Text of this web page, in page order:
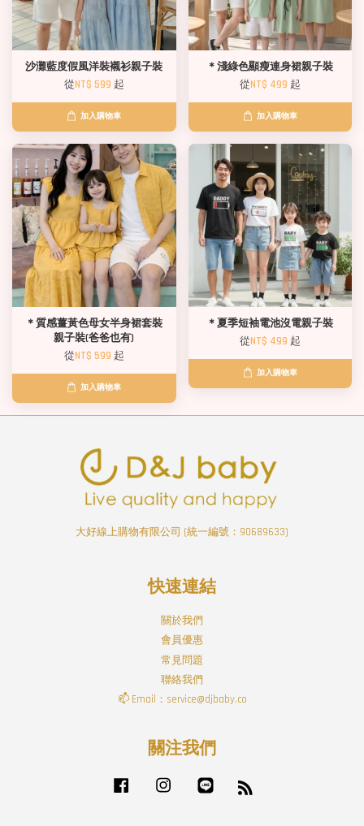
沙灘藍度假風洋裝襯衫親子裝
從NT$ 599 起
加入購物車
＊淺綠色顯瘦連身裙親子裝
從NT$ 499 起
加入購物車
＊質感薑黃色母女半身裙套裝
親子裝(爸爸也有)
從NT$ 599 起
加入購物車
＊夏季短袖電池沒電親子裝
從NT$ 499 起
加入購物車
大好線上購物有限公司 (統一編號：90689633)
快速連結
關於我們
會員優惠
常見問題
聯絡我們
📫 Email：service@djbaby.co
關注我們
Facebook Instagram